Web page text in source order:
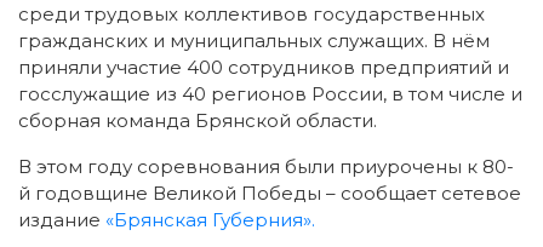
среди трудовых коллективов государственных
гражданских и муниципальных служащих. В нём
приняли участие 400 сотрудников предприятий и
госслужащие из 40 регионов России, в том числе и
сборная команда Брянской области.
В этом году соревнования были приурочены к 80-
й годовщине Великой Победы – сообщает сетевое
издание «Брянская Губерния».